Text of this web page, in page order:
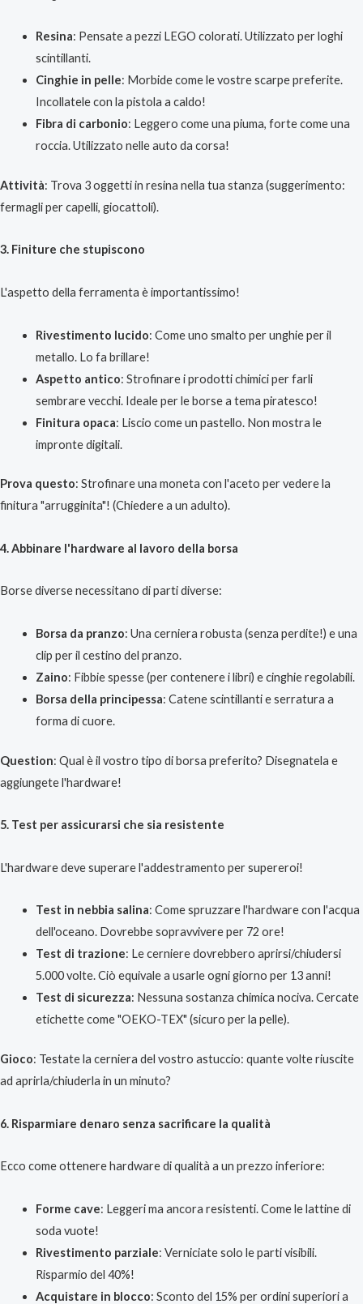
Resina: Pensate a pezzi LEGO colorati. Utilizzato per loghi
scintillanti.
Cinghie in pelle: Morbide come le vostre scarpe preferite.
Incollatele con la pistola a caldo!
Fibra di carbonio: Leggero come una piuma, forte come una
roccia. Utilizzato nelle auto da corsa!
Attività: Trova 3 oggetti in resina nella tua stanza (suggerimento:
fermagli per capelli, giocattoli).
3. Finiture che stupiscono
L'aspetto della ferramenta è importantissimo!
Rivestimento lucido: Come uno smalto per unghie per il
metallo. Lo fa brillare!
Aspetto antico: Strofinare i prodotti chimici per farli
sembrare vecchi. Ideale per le borse a tema piratesco!
Finitura opaca: Liscio come un pastello. Non mostra le
impronte digitali.
Prova questo: Strofinare una moneta con l'aceto per vedere la
finitura "arrugginita"! (Chiedere a un adulto).
4. Abbinare l'hardware al lavoro della borsa
Borse diverse necessitano di parti diverse:
Borsa da pranzo: Una cerniera robusta (senza perdite!) e una
clip per il cestino del pranzo.
Zaino: Fibbie spesse (per contenere i libri) e cinghie regolabili.
Borsa della principessa: Catene scintillanti e serratura a
forma di cuore.
Question: Qual è il vostro tipo di borsa preferito? Disegnatela e
aggiungete l'hardware!
5. Test per assicurarsi che sia resistente
L'hardware deve superare l'addestramento per supereroi!
Test in nebbia salina: Come spruzzare l'hardware con l'acqua
dell'oceano. Dovrebbe sopravvivere per 72 ore!
Test di trazione: Le cerniere dovrebbero aprirsi/chiudersi
5.000 volte. Ciò equivale a usarle ogni giorno per 13 anni!
Test di sicurezza: Nessuna sostanza chimica nociva. Cercate
etichette come "OEKO-TEX" (sicuro per la pelle).
Gioco: Testate la cerniera del vostro astuccio: quante volte riuscite
ad aprirla/chiuderla in un minuto?
6. Risparmiare denaro senza sacrificare la qualità
Ecco come ottenere hardware di qualità a un prezzo inferiore:
Forme cave: Leggeri ma ancora resistenti. Come le lattine di
soda vuote!
Rivestimento parziale: Verniciate solo le parti visibili.
Risparmio del 40%!
Acquistare in blocco: Sconto del 15% per ordini superiori a